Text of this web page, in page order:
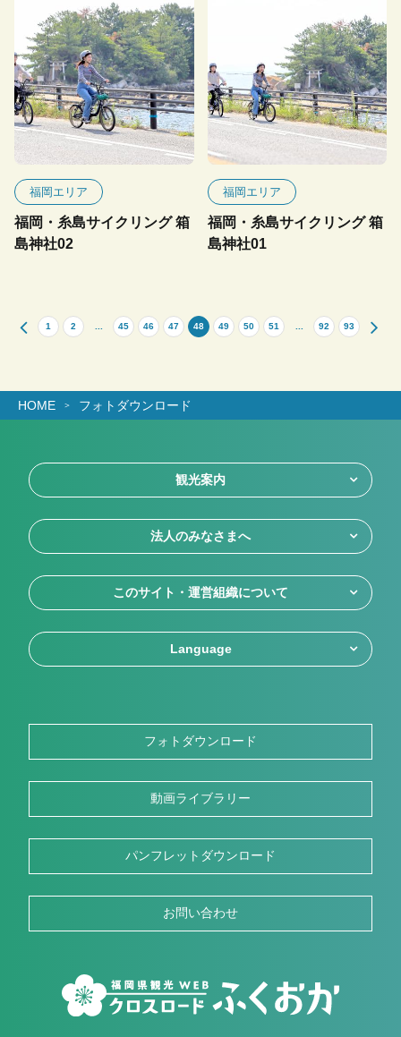
福岡エリア
福岡・糸島サイクリング 箱
島神社02
福岡エリア
福岡・糸島サイクリング 箱
島神社01
1 2 ... 45 46 47 48 49 50 51 ... 92 93
HOME フォトダウンロード
観光案内
法人のみなさまへ
このサイト・運営組織について
Language
フォトダウンロード
動画ライブラリー
パンフレットダウンロード
お問い合わせ